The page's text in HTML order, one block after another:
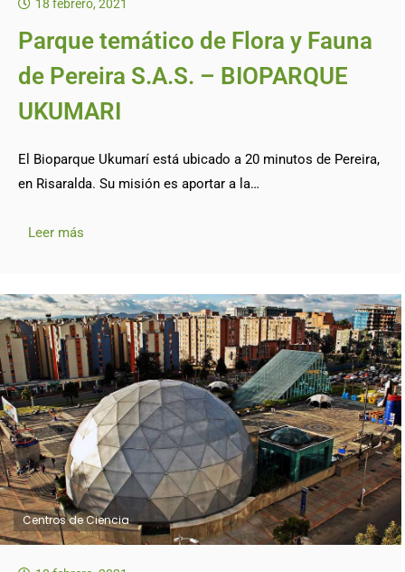
18 febrero, 2021
Parque temático de Flora y Fauna
de Pereira S.A.S. – BIOPARQUE
UKUMARI
El Bioparque Ukumarí está ubicado a 20 minutos de Pereira,
en Risaralda. Su misión es aportar a la…
Leer más
Centros de Ciencia